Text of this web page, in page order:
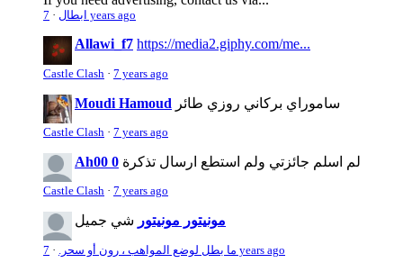
ابطال · 7 years ago
Allawi_f7 https://media2.giphy.com/me...
Castle Clash · 7 years ago
Moudi Hamoud ساموراي بركاني روزي طائر
Castle Clash · 7 years ago
Ah00 0 لم اسلم جائزتي ولم استطع ارسال تذكرة
Castle Clash · 7 years ago
مونيتور مونيتور شي جميل
ما بطل لوضع المواهب ، رون أو سحر. · 7 years ago